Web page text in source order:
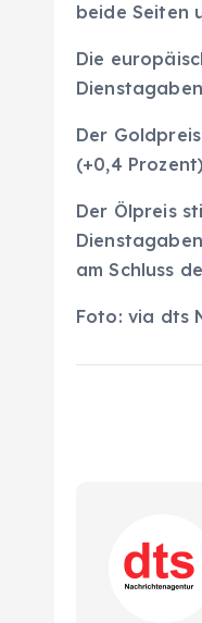
beide Seiten
Die
Der
(+0,4
Der Ölpreis
am Schluss
Foto: via dts